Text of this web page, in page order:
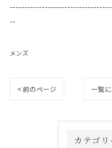
--
メンズ
< 前のページ 一覧
カテゴリ